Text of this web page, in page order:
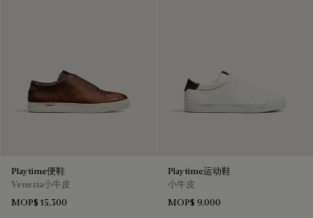
Playtime便鞋
Venezia小牛皮
MOP$ 15,300
Playtime运动鞋
小牛皮
MOP$ 9,000